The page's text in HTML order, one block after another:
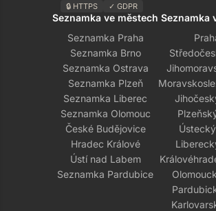
🔒 HTTPS ✓ GDPR
Seznamka ve městech
Seznamka Praha
Seznamka Brno
Seznamka Ostrava
Seznamka Plzeň
Seznamka Liberec
Seznamka Olomouc
České Budějovice
Hradec Králové
Ústí nad Labem
Seznamka Pardubice
Seznamka